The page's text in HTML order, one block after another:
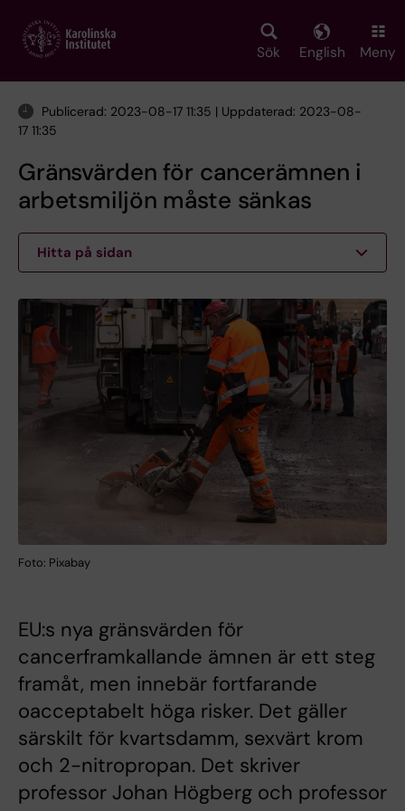
main
Sök English Meny
Publicerad: 2023-08-17 11:35 | Uppdaterad: 2023-08-
17 11:35
Gränsvärden för cancerämnen i
arbetsmiljön måste sänkas
Hitta på sidan
Foto: Pixabay
EU:s nya gränsvärden för
cancerframkallande ämnen är ett steg
framåt, men innebär fortfarande
oacceptabelt höga risker. Det gäller
särskilt för kvartsdamm, sexvärt krom
och 2-nitropropan. Det skriver
professor Johan Högberg och professor